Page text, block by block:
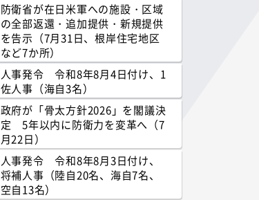
防衛省が在日米軍への施設・区域
の全部返還・追加提供・新規提供
を告示（7月31日、根岸住宅地区
など7か所）
人事発令 令和8年8月4日付け、1
佐人事（海自3名）
政府が「骨太方針2026」を閣議決
定 5年以内に防衛力を変革へ（7
月22日）
人事発令 令和8年8月3日付け、
将補人事（陸自20名、海自7名、
空自13名）